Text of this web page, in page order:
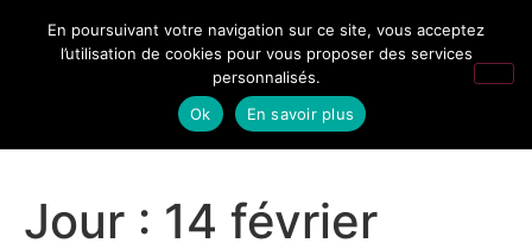
Jour : 14 février
En poursuivant votre navigation sur ce site, vous acceptez
l’utilisation de cookies pour vous proposer des services
personnalisés.
Ok
En savoir plus